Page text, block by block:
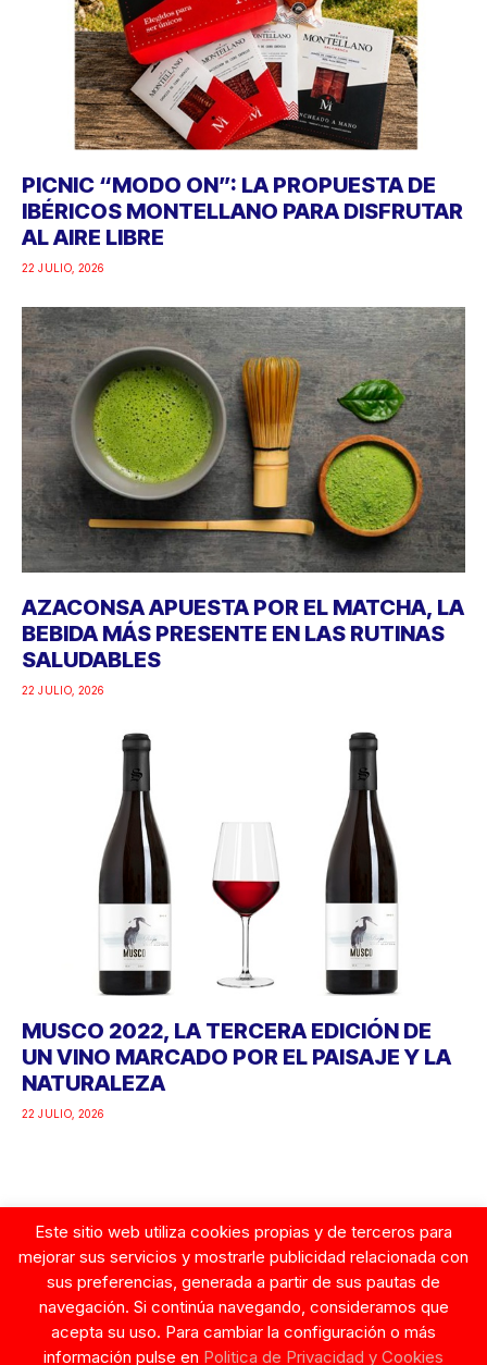
PICNIC “MODO ON”: LA PROPUESTA DE
IBÉRICOS MONTELLANO PARA DISFRUTAR
AL AIRE LIBRE
22 JULIO, 2026
AZACONSA APUESTA POR EL MATCHA, LA
BEBIDA MÁS PRESENTE EN LAS RUTINAS
SALUDABLES
22 JULIO, 2026
MUSCO 2022, LA TERCERA EDICIÓN DE
UN VINO MARCADO POR EL PAISAJE Y LA
NATURALEZA
22 JULIO, 2026
Google
Este sitio web utiliza cookies propias y de terceros para
mejorar sus servicios y mostrarle publicidad relacionada con
sus preferencias, generada a partir de sus pautas de
navegación. Si continúa navegando, consideramos que
acepta su uso. Para cambiar la configuración o más
información pulse en Politica de Privacidad y Cookies